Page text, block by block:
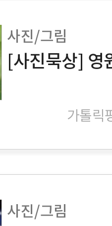
사진/그림
[사진묵상] 영
가톨릭
사진/그림